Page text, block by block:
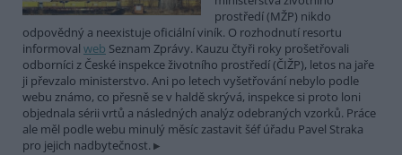
prostředí (MŽP) nikdo
odpovědný a neexistuje oficiální viník. O rozhodnutí resortu
informoval web Seznam Zprávy. Kauzu čtyři roky prošetřovali
odborníci z České inspekce životního prostředí (ČIŽP), letos na jaře
ji převzalo ministerstvo. Ani po letech vyšetřování nebylo podle
webu známo, co přesně se v haldě skrývá, inspekce si proto loni
objednala sérii vrtů a následných analýz odebraných vzorků. Práce
ale měl podle webu minulý měsíc zastavit šéf úřadu Pavel Straka
pro jejich nadbytečnost.